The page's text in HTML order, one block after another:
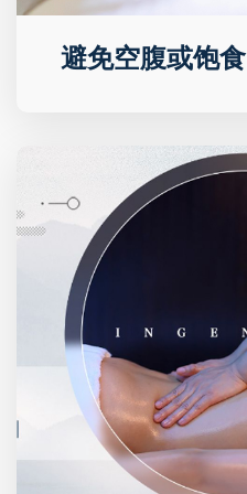
避免空腹或饱食